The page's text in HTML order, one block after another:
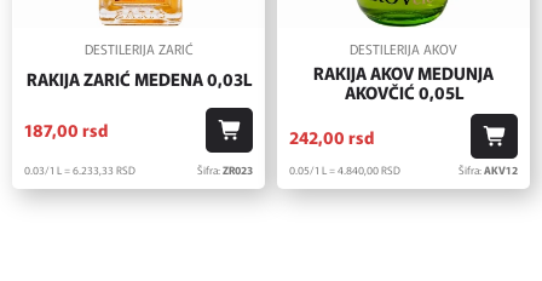
DESTILERIJA ZARIĆ
RAKIJA ZARIĆ MEDENA 0,03L
187,00 rsd
0.03/1 L = 6.233,33 RSD Šifra:ZR023
DESTILERIJA AKOV
RAKIJA AKOV MEDUNJA
AKOVČIĆ 0,05L
242,00 rsd
0.05/1 L = 4.840,00RSD Šifra:AKV12